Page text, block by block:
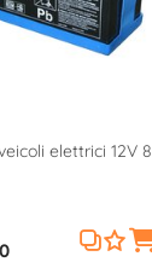
elettrici 12V 8